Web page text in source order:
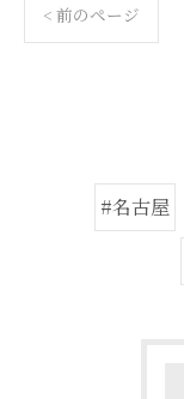
< 前のページ
#名古屋